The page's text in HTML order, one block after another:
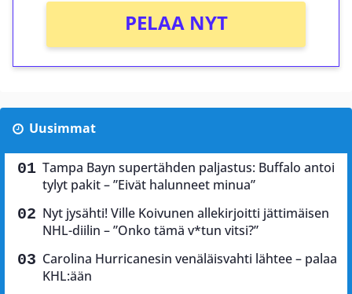
PELAA NYT
Uusimmat
Tampa Bayn supertähden paljastus: Buffalo antoi
tylyt pakit – ”Eivät halunneet minua”
Nyt jysähti! Ville Koivunen allekirjoitti jättimäisen
NHL-diilin – ”Onko tämä v*tun vitsi?”
Carolina Hurricanesin venäläisvahti lähtee – palaa
KHL:ään